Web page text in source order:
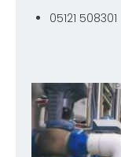
05121 508301